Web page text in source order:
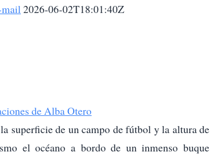
2026-06-02T18:01:40Z
de Alba Otero
superficie de un campo de fútbol y la altura de
el océano a bordo de un inmenso buque